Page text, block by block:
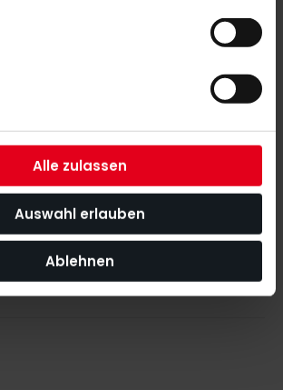
Alle zulassen
Auswahl erlauben
Ablehnen
you are always up to date with
and discount offers around our shop.
SUBSCRIBE